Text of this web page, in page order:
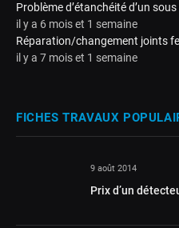
Problème d’étanchéité d’un sous
il y a 6 mois et 1 semaine
Réparation/changement joints
il y a 7 mois et 1 semaine
FICHES TRAVAUX
9 août 2014
Prix d’un